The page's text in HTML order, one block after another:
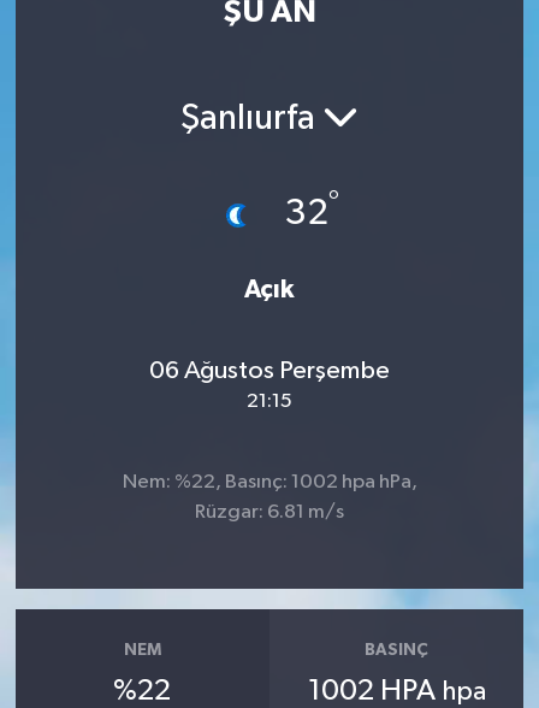
ŞU AN
Şanlıurfa
32°
Açık
06 Ağustos Perşembe
21:15
Nem: %22, Basınç: 1002 hpa hPa,
Rüzgar: 6.81 m/s
NEM
%22
BASINÇ
1002 HPA hpa
ÖZEL HABER
YAŞAM